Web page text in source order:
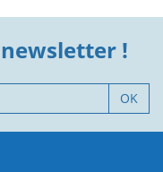
newsletter !
OK